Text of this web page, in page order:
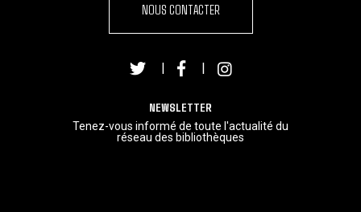
NOUS CONTACTER
| |
NEWSLETTER
Tenez-vous informé de toute l'actualité du
réseau des bibliothèques